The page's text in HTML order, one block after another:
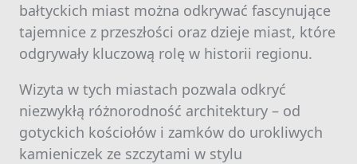
bałtyckich miast można odkrywać fascynujące
tajemnice z przeszłości oraz dzieje miast, które
odgrywały kluczową rolę w historii regionu.
Wizyta w tych miastach pozwala odkryć
niezwykłą różnorodność architektury – od
gotyckich kościołów i zamków do urokliwych
kamieniczek ze szczytami w stylu